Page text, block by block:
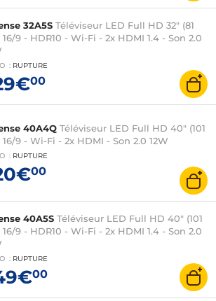
32A5S Téléviseur LED Full HD 32" (81
9 - HDR10 - Wi-Fi - 2x HDMI 1.4 - Son 2.0
: RUPTURE
00
40A4Q Téléviseur LED Full HD 40" (101
9 - Wi-Fi - 2x HDMI - Son 2.0 12W
: RUPTURE
00
40A5S Téléviseur LED Full HD 40" (101
9 - HDR10 - Wi-Fi - 2x HDMI 1.4 - Son 2.0
: RUPTURE
00